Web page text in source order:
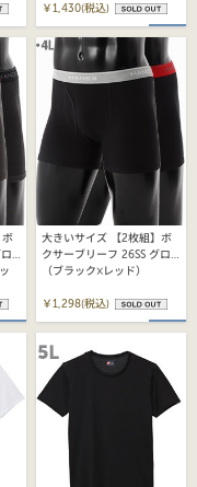
(HM6EQ102K)
￥1,430(税込)
大きいサイズ 【2枚組】ボ
クサーブリーフ 26SS グロ
ーバルバリューライン ヘイ
（ブラック×レッド）
￥1,298(税込)